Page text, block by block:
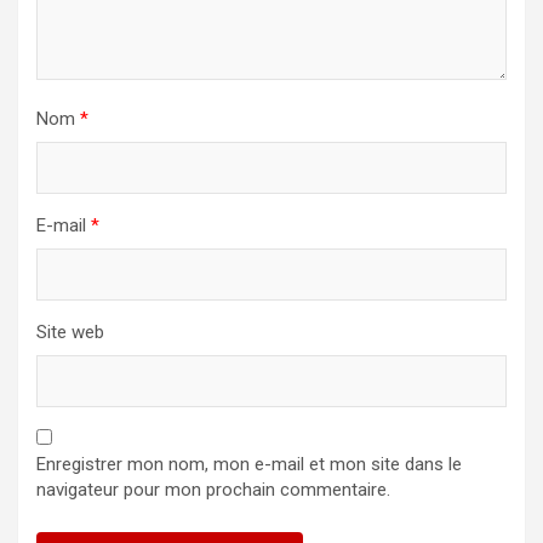
Nom *
E-mail *
Site web
Enregistrer mon nom, mon e-mail et mon site dans le
navigateur pour mon prochain commentaire.